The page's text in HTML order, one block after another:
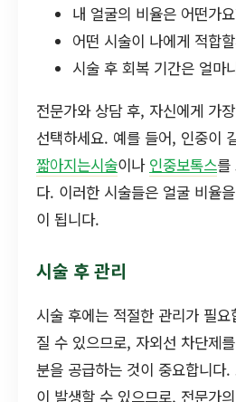
내 얼굴의 비율은 어떤가
어떤 시술이 나에게 적합
시술 후 회복 기간은 얼마
전문가와 상담 후, 자신에게 가
선택하세요. 예를 들어, 인중이
짧아지는시술이나 인중보톡스를
다. 이러한 시술들은 얼굴 비율
이 됩니다.
시술 후 관리
시술 후에는 적절한 관리가 필
질 수 있으므로, 자외선 차단제
분을 공급하는 것이 중요합니다
이 발생할 수 있으므로, 전문가